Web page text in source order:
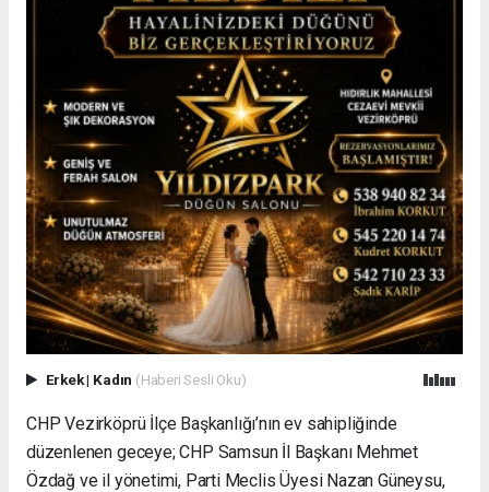
Erkek| Kadın (Haberi Sesli Oku)
CHP Vezirköprü İlçe Başkanlığı’nın ev sahipliğinde
düzenlenen geceye; CHP Samsun İl Başkanı Mehmet
Özdağ ve il yönetimi, Parti Meclis Üyesi Nazan Güneysu,